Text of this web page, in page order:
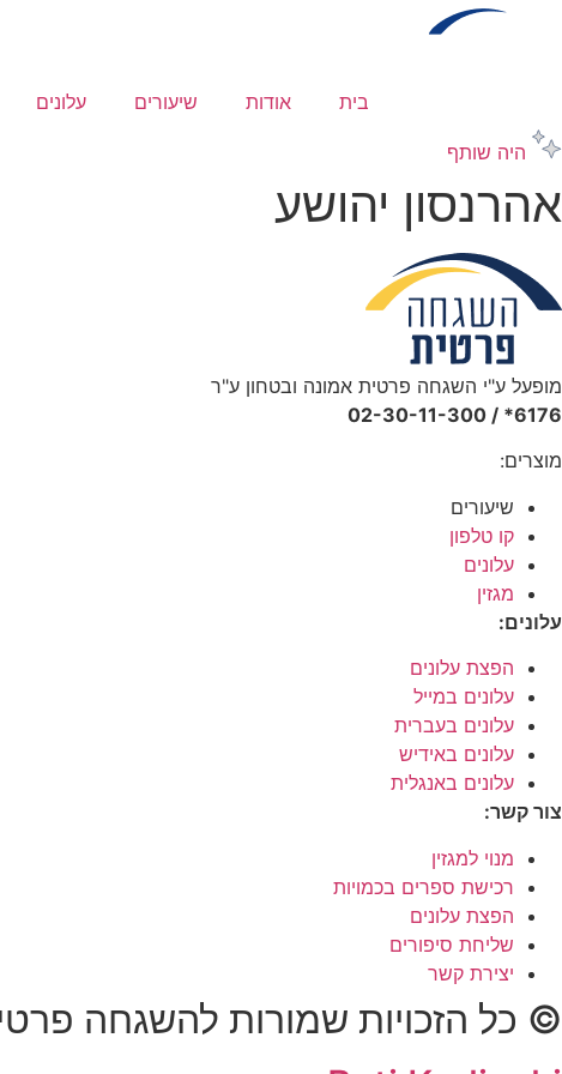
בית אודות שיעורים עלונים
היה שותף
אהרנסון יהושע
מופעל ע"י השגחה פרטית אמונה ובטחון ע"ר
6176* / 02-30-11-300
מוצרים:
שיעורים
קו טלפון
עלונים
מגזין
עלונים:
הפצת עלונים
עלונים במייל
עלונים בעברית
עלונים באידיש
עלונים באנגלית
צור קשר:
מנוי למגזין
רכישת ספרים בכמויות
הפצת עלונים
שליחת סיפורים
יצירת קשר
© כל הזכויות שמורות להשגחה פרטית אמונה